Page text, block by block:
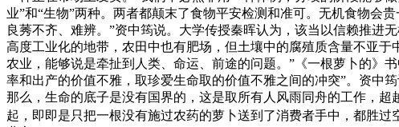
业”和“生物”两种。两者都颠末了食物平安检测和准可。无机食物会
良莠不齐、难辨。”资中筠说。大学传授秦晖认为，该当以信赖推进
高度工业化的地带，农田中也有肥场，但土壤中的腐殖质含量不亚
农业，能够说是牵扯到人类、命运、前途的问题。”《一根萝卜的》
率和出产的价值不雅，取珍爱生命取的价值不雅之间的冲突”。资中
那么，生命的底子是没有国界的，这是取所有人风雨同舟的工作，
起，即即是只把一根没有施过农药的萝卜送到了消费者手中，都胜